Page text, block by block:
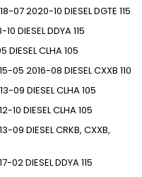
072020-10 DIESELDGTE 115
10 DIESELDDYA115
DIESELCLHA105
05 2016-08 DIESELCXXB 110
09 DIESELCLHA105
10 DIESELCLHA105
09 DIESELCRKB, CXXB,
02DIESELDDYA115